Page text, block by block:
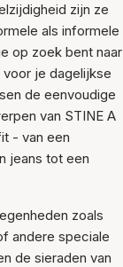
zijn ze
als informele
op zoek bent naar
je dagelijkse
de eenvoudige
van STINE A
- van een
jeans tot een
zoals
andere speciale
de sieraden van